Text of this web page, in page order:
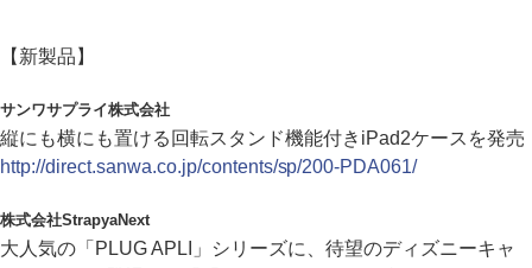
【新製品】
サンワサプライ株式会社
縦にも横にも置ける回転スタンド機能付きiPad2ケースを発売
http://direct.sanwa.co.jp/contents/sp/200-PDA061/
株式会社StrapyaNext
大人気の「PLUG APLI」シリーズに、待望のディズニーキャ